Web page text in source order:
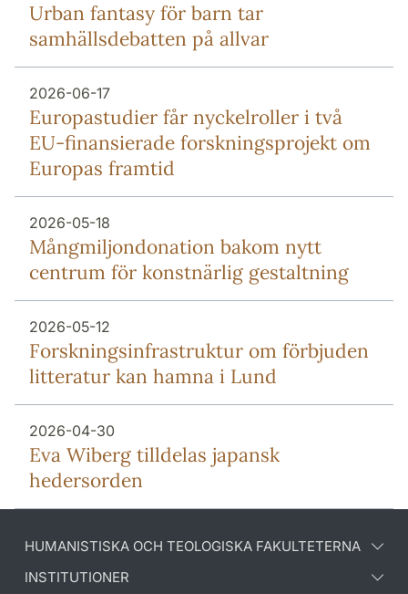
Urban fantasy för barn tar
samhällsdebatten på allvar
2026-06-17
Europa­studier får nyckel­roller i två
EU-finansierade forsknings­projekt om
Europas framtid
2026-05-18
Mång­miljon­donation bakom nytt
centrum för konstnärlig gestaltning
2026-05-12
Forsknings­infrastruktur om förbjuden
litteratur kan hamna i Lund
2026-04-30
Eva Wiberg tilldelas japansk
hedersorden
HUMANISTISKA OCH TEOLOGISKA FAKULTETERNA
INSTITUTIONER